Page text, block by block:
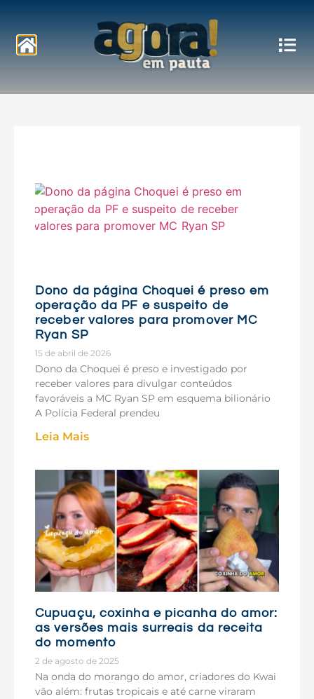
Notícias
Dono da página Choquei é preso em
operação da PF e suspeito de
receber valores para promover MC
Ryan SP
15 de abril de 2026
Dono da Choquei é preso e investigado por
receber valores para divulgar conteúdos
favoráveis a MC Ryan SP em esquema bilionário
A Polícia Federal prendeu
Leia Mais
Cupuaçu, coxinha e picanha do amor:
as versões mais surreais da receita
do momento
2 de agosto de 2025
Na onda do morango do amor, criadores do Kwai
vão além: frutas tropicais e até carne viraram